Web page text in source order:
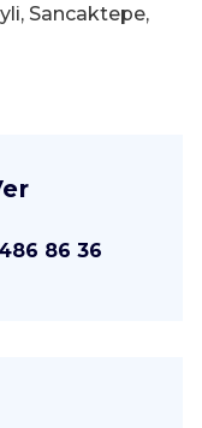
Sancaktepe,
86 36